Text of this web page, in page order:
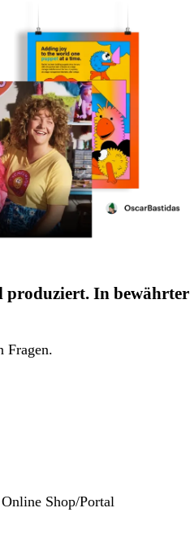
produziert. In bewährter
Fragen.
Shop/Portal